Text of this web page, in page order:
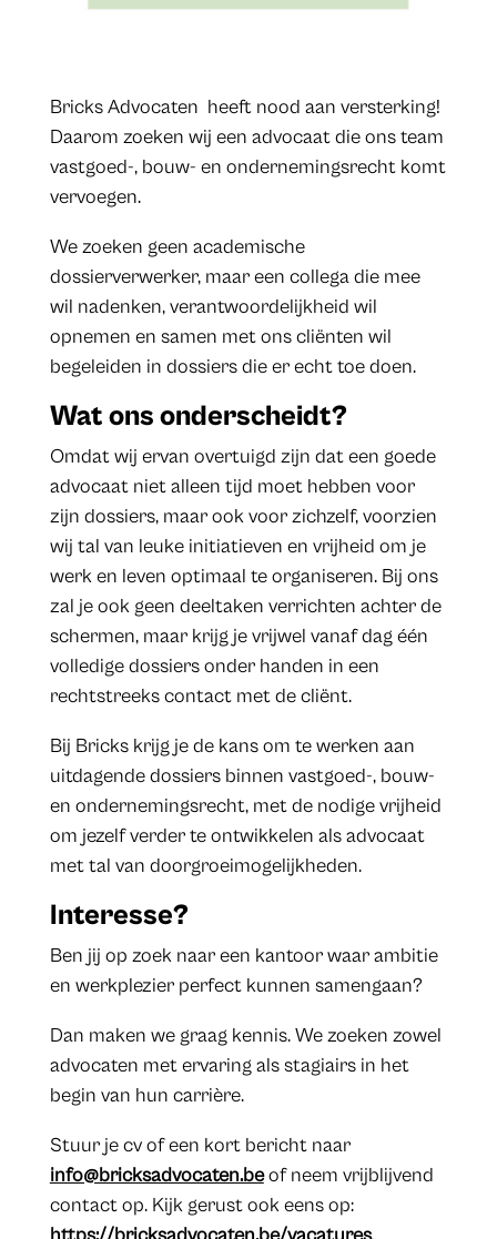
Bricks Advocaten heeft nood aan versterking!
Daarom zoeken wij een advocaat die ons team
vastgoed-, bouw- en ondernemingsrecht komt
vervoegen.
We zoeken geen academische
dossierverwerker, maar een collega die mee
wil nadenken, verantwoordelijkheid wil
opnemen en samen met ons cliënten wil
begeleiden in dossiers die er echt toe doen.
Wat ons onderscheidt?
Omdat wij ervan overtuigd zijn dat een goede
advocaat niet alleen tijd moet hebben voor
zijn dossiers, maar ook voor zichzelf, voorzien
wij tal van leuke initiatieven en vrijheid om je
werk en leven optimaal te organiseren. Bij ons
zal je ook geen deeltaken verrichten achter de
schermen, maar krijg je vrijwel vanaf dag één
volledige dossiers onder handen in een
rechtstreeks contact met de cliënt.
Bij Bricks krijg je de kans om te werken aan
uitdagende dossiers binnen vastgoed-, bouw-
en ondernemingsrecht, met de nodige vrijheid
om jezelf verder te ontwikkelen als advocaat
met tal van doorgroeimogelijkheden.
Interesse?
Ben jij op zoek naar een kantoor waar ambitie
en werkplezier perfect kunnen samengaan?
Dan maken we graag kennis. We zoeken zowel
advocaten met ervaring als stagiairs in het
begin van hun carrière.
Stuur je cv of een kort bericht naar
info@bricksadvocaten.beof neem vrijblijvend
contact op. Kijk gerust ook eens op: